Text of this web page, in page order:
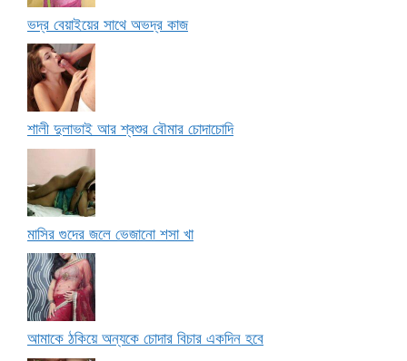
ভদ্র বেয়াইয়ের সাথে অভদ্র কাজ
শালী দুলাভাই আর শ্বশুর বৌমার চোদাচোদি
মাসির গুদের জলে ভেজানো শসা খা
আমাকে ঠকিয়ে অন্যকে চোদার বিচার একদিন হবে